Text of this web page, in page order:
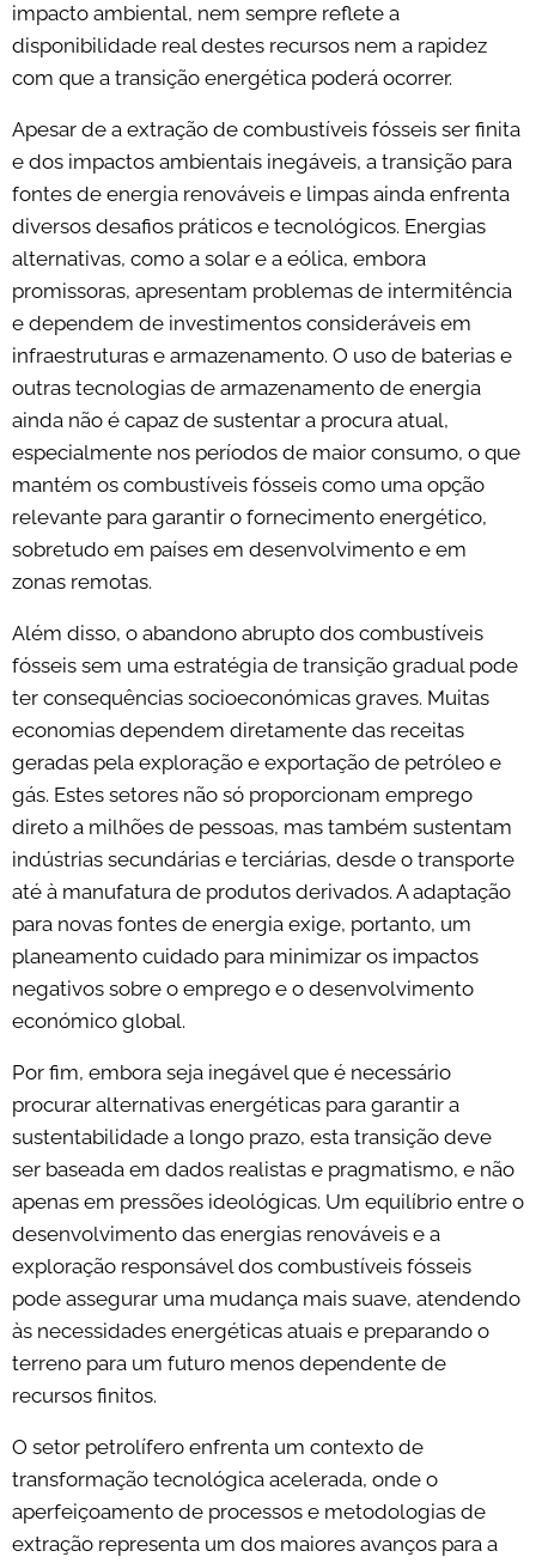
impacto ambiental, nem sempre reflete a
disponibilidade real destes recursos nem a rapidez
com que a transição energética poderá ocorrer.
Apesar de a extração de combustíveis fósseis ser finita
e dos impactos ambientais inegáveis, a transição para
fontes de energia renováveis e limpas ainda enfrenta
diversos desafios práticos e tecnológicos. Energias
alternativas, como a solar e a eólica, embora
promissoras, apresentam problemas de intermitência
e dependem de investimentos consideráveis em
infraestruturas e armazenamento. O uso de baterias e
outras tecnologias de armazenamento de energia
ainda não é capaz de sustentar a procura atual,
especialmente nos períodos de maior consumo, o que
mantém os combustíveis fósseis como uma opção
relevante para garantir o fornecimento energético,
sobretudo em países em desenvolvimento e em
zonas remotas.
Além disso, o abandono abrupto dos combustíveis
fósseis sem uma estratégia de transição gradual pode
ter consequências socioeconómicas graves. Muitas
economias dependem diretamente das receitas
geradas pela exploração e exportação de petróleo e
gás. Estes setores não só proporcionam emprego
direto a milhões de pessoas, mas também sustentam
indústrias secundárias e terciárias, desde o transporte
até à manufatura de produtos derivados. A adaptação
para novas fontes de energia exige, portanto, um
planeamento cuidado para minimizar os impactos
negativos sobre o emprego e o desenvolvimento
económico global.
Por fim, embora seja inegável que é necessário
procurar alternativas energéticas para garantir a
sustentabilidade a longo prazo, esta transição deve
ser baseada em dados realistas e pragmatismo, e não
apenas em pressões ideológicas. Um equilíbrio entre o
desenvolvimento das energias renováveis e a
exploração responsável dos combustíveis fósseis
pode assegurar uma mudança mais suave, atendendo
às necessidades energéticas atuais e preparando o
terreno para um futuro menos dependente de
recursos finitos.
O setor petrolífero enfrenta um contexto de
transformação tecnológica acelerada, onde o
aperfeiçoamento de processos e metodologias de
extração representa um dos maiores avanços para a